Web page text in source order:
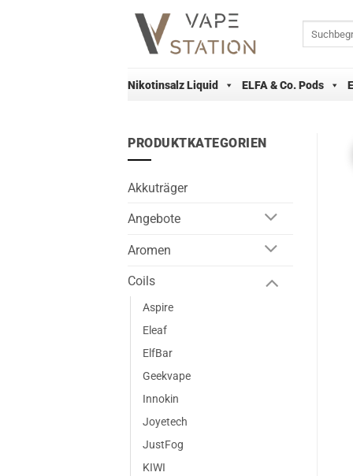
Nikotinsalz Liquid ELFA & Co. Pods
PRODUKTKATEGORIEN
Akkuträger
Angebote
Aromen
Coils
Aspire
Eleaf
ElfBar
Geekvape
Innokin
Joyetech
JustFog
KIWI